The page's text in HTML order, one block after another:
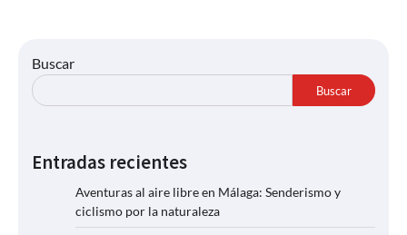
Buscar
Buscar
Entradas recientes
Aventuras al aire libre en Málaga: Senderismo y
ciclismo por la naturaleza